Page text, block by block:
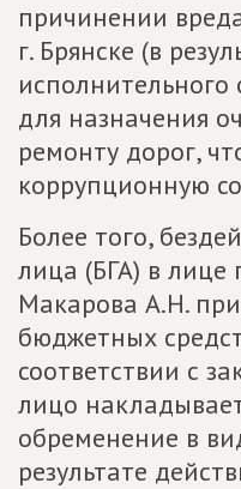
причинении
г. Брянске (в
исполнительного
для назначения
ремонту дорог,
коррупционную
Более того,
лица (БГА) в
Макарова А.Н.
бюджетных
соответствии с
лицо
обременение в
результате